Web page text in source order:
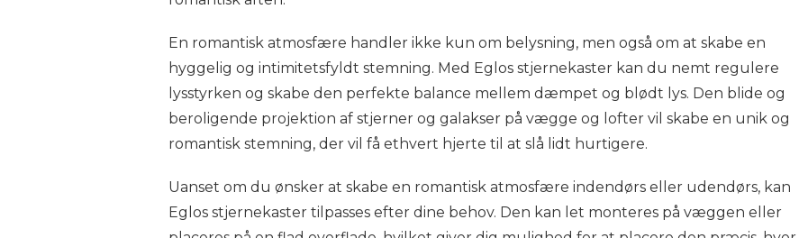
En romantisk atmosfære handler ikke kun om belysning, men også om at skabe en
hyggelig og intimitetsfyldt stemning. Med Eglos stjernekaster kan du nemt regulere
lysstyrken og skabe den perfekte balance mellem dæmpet og blødt lys. Den blide og
beroligende projektion af stjerner og galakser på vægge og lofter vil skabe en unik og
romantisk stemning, der vil få ethvert hjerte til at slå lidt hurtigere.
Uanset om du ønsker at skabe en romantisk atmosfære indendørs eller udendørs, kan
Eglos stjernekaster tilpasses efter dine behov. Den kan let monteres på væggen eller